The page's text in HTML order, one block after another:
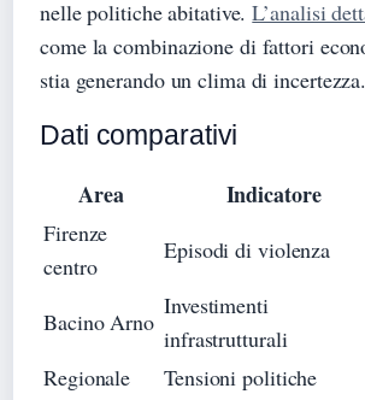
nelle politiche abitative.L’analisi
come la combinazione di fattori
stia generando un clima di incertezza.
Dati comparativi
Area
Indicatore
Firenze
centro
Episodi di violenza
Bacino Arno
Investimenti
infrastrutturali
Regionale
Tensioni politiche